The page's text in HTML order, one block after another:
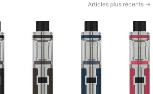
Articles plus récents →